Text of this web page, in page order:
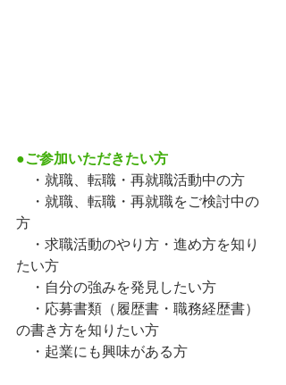
●ご参加いただきたい方
・就職、転職・再就職活動中の方
・就職、転職・再就職をご検討中の
方
・求職活動のやり方・進め方を知り
たい方
・自分の強みを発見したい方
・応募書類（履歴書・職務経歴書）
の書き方を知りたい方
・起業にも興味がある方